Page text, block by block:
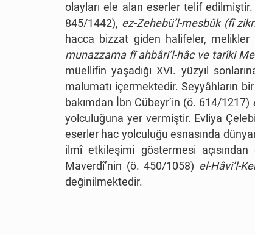
olayları ele alan eserler telif
845/1442), ez-Zehebü’l-mesbûk (fî
hacca bizzat giden halifeler,
munazzama fî ahbâri’l-hâc ve tarîki
müellifin yaşadığı XVI. yüzyıl
malumatı içermektedir. Seyyâhların
bakımdan İbn Cübeyr’in (ö. 614/1217)
yolculuğuna yer vermiştir. Evliya
eserler hac yolculuğu esnasında
ilmî etkileşimi göstermesi
Maverdî’nin (ö. 450/1058) el-Hâvi’l-
değinilmektedir.